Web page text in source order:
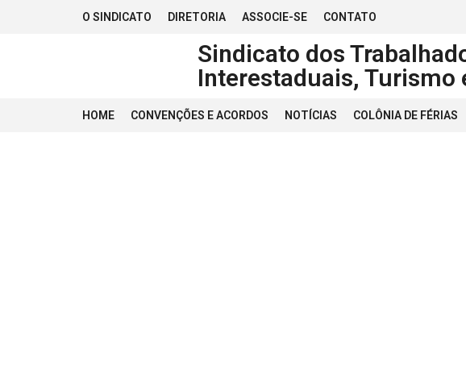
O SINDICATO DIRETORIA ASSOCIE-SE CONTATO
Sindicato dos
Interestaduais, Turismo
HOME CONVENÇÕES E ACORDOS NOTÍCIAS COLÔNIA DE FÉRIAS